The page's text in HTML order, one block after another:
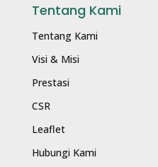
Tentang Kami
Tentang Kami
Visi & Misi
Prestasi
CSR
Leaflet
Hubungi Kami